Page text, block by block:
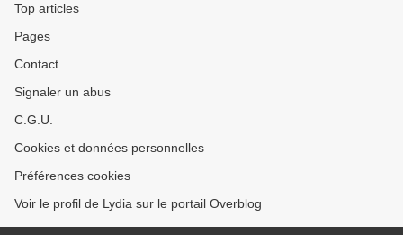
Top articles
Pages
Contact
Signaler un abus
C.G.U.
Cookies et données personnelles
Préférences cookies
Voir le profil de Lydia sur le portail Overblog